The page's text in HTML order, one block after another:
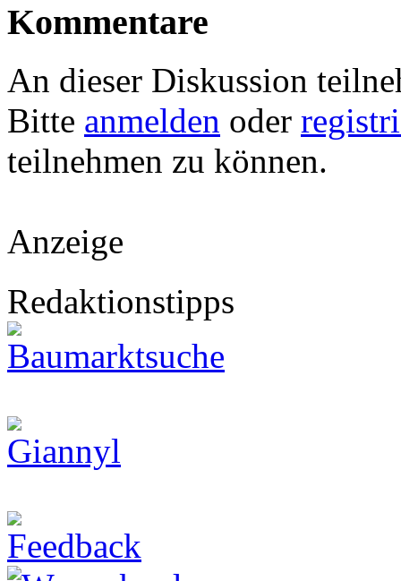
Kommentare
An dieser Diskussion
Bitte anmelden oder
teilnehmen zu können.
Anzeige
Redaktionstipps